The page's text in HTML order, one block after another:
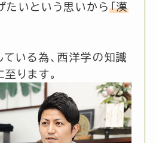
たいという思いから 「漢
いる為、西洋学の知識
ります。